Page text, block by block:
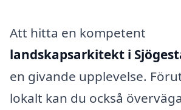
Att hitta en kompetent
landskapsarkitekt i
en givande upplevelse.
lokalt kan du också